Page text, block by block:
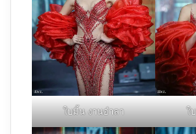
ใบมิ้น งานอำลา ใ